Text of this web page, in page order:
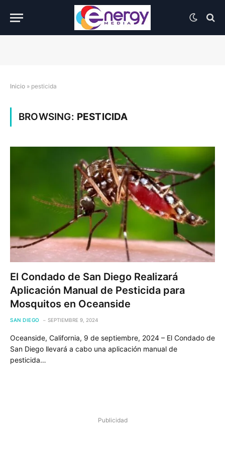
Inicio » pesticida
BROWSING: PESTICIDA
El Condado de San Diego Realizará
Aplicación Manual de Pesticida para
Mosquitos en Oceanside
SAN DIEGO SEPTIEMBRE 9, 2024
Oceanside, California, 9 de septiembre, 2024 – El Condado de
San Diego llevará a cabo una aplicación manual de
pesticida…
Publicidad